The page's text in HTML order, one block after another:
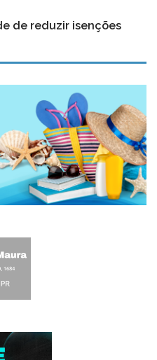
de reduzir isenções